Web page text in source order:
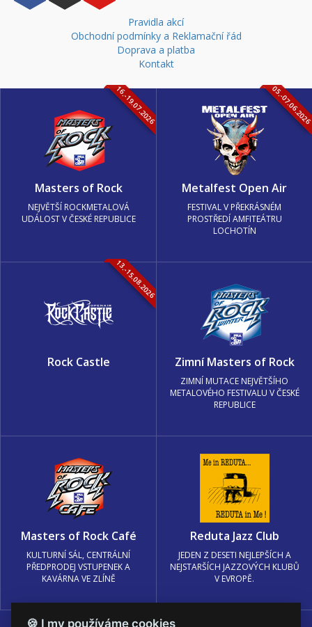
Pravidla akcí
Obchodní podmínky a Reklamační řád
Doprava a platba
Kontakt
16.-19.07.2026
Masters of Rock
NEJVĚTŠÍ ROCKMETALOVÁ
UDÁLOST V ČESKÉ REPUBLICE
05.-
Metalfest Open Air
FESTIVAL V PŘEKRÁSNÉM
PROSTŘEDÍ AMFITEÁTRU
LOCHOTÍN
13.-15.08.2026
Rock Castle Zimní Masters of Rock
ZIMNÍ MUTACE NEJVĚTŠÍHO
METALOVÉHO FESTIVALU V ČESKÉ
REPUBLICE
Masters of Rock Café
KULTURNÍ SÁL, CENTRÁLNÍ
PŘEDPRODEJ VSTUPENEK A
KAVÁRNA VE ZLÍNĚ
Reduta Jazz Club
JEDEN Z DESETI NEJLEPŠÍCH A
NEJSTARŠÍCH JAZZOVÝCH KLUBŮ
V EVROPĚ.
🍪 I my používáme cookies